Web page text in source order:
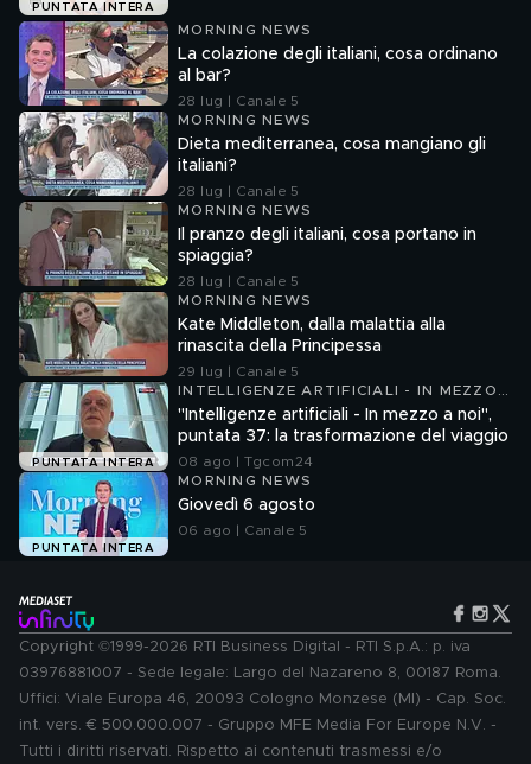
PUNTATA INTERA
MORNING NEWS
La colazione degli italiani, cosa ordinano
al bar?
28 lug | Canale 5
MORNING NEWS
Dieta mediterranea, cosa mangiano gli
italiani?
28 lug | Canale 5
MORNING NEWS
Il pranzo degli italiani, cosa portano in
spiaggia?
28 lug | Canale 5
MORNING NEWS
Kate Middleton, dalla malattia alla
rinascita della Principessa
29 lug | Canale 5
PUNTATA INTERA
INTELLIGENZE ARTIFICIALI - IN MEZZO
A NOI
"Intelligenze artificiali - In mezzo a noi",
puntata 37: la trasformazione del viaggio
08 ago | Tgcom24
PUNTATA INTERA
MORNING NEWS
Giovedì 6 agosto
06 ago | Canale 5
Copyright ©1999-2026 RTI Business Digital - RTI S.p.A.: p. iva
03976881007 - Sede legale: Largo del Nazareno 8, 00187 Roma.
Uffici: Viale Europa 46, 20093 Cologno Monzese (MI) - Cap. Soc.
int. vers. € 500.000.007 - Gruppo MFE Media For Europe N.V. -
Tutti i diritti riservati. Rispetto ai contenuti trasmessi e/o